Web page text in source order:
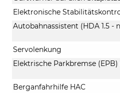
Elektronische
Autobahnassistent (HDA 1.5 -
Servolenkung
Elektrische Parkbremse
Berganfahrhilfe HAC